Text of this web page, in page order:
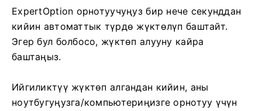
ExpertOption орнотуучуңуз бир нече секунддан
кийин автоматтык түрдө жүктөлүп баштайт.
Эгер бул болбосо, жүктөп алууну кайра
баштаңыз.
Ийгиликтүү жүктөп алгандан кийин, аны
ноутбугуңузга/компьютериңизге орнотуу үчүн